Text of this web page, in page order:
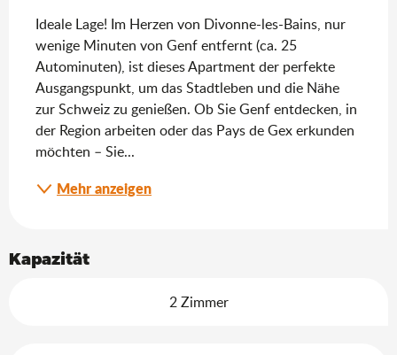
Ideale Lage! Im Herzen von Divonne-les-Bains, nur
wenige Minuten von Genf entfernt (ca. 25
Autominuten), ist dieses Apartment der perfekte
Ausgangspunkt, um das Stadtleben und die Nähe
zur Schweiz zu genießen. Ob Sie Genf entdecken, in
der Region arbeiten oder das Pays de Gex erkunden
möchten – Sie...
Mehr anzeigen
Kapazität
2 Zimmer